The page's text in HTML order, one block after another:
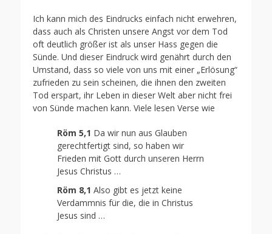
Ich kann mich des Eindrucks einfach nicht erwehren,
dass auch als Christen unsere Angst vor dem Tod
oft deutlich größer ist als unser Hass gegen die
Sünde. Und dieser Eindruck wird genährt durch den
Umstand, dass so viele von uns mit einer „Erlösung“
zufrieden zu sein scheinen, die ihnen den zweiten
Tod erspart, ihr Leben in dieser Welt aber nicht frei
von Sünde machen kann. Viele lesen Verse wie
Röm 5,1 Da wir nun aus Glauben
gerechtfertigt sind, so haben wir
Frieden mit Gott durch unseren Herrn
Jesus Christus …
Röm 8,1 Also gibt es jetzt keine
Verdammnis für die, die in Christus
Jesus sind …